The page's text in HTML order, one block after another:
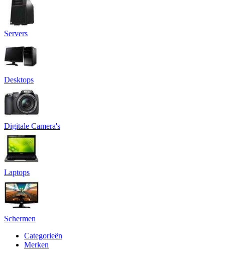
Servers
Desktops
Digitale Camera's
Laptops
Schermen
Categorieën
Merken